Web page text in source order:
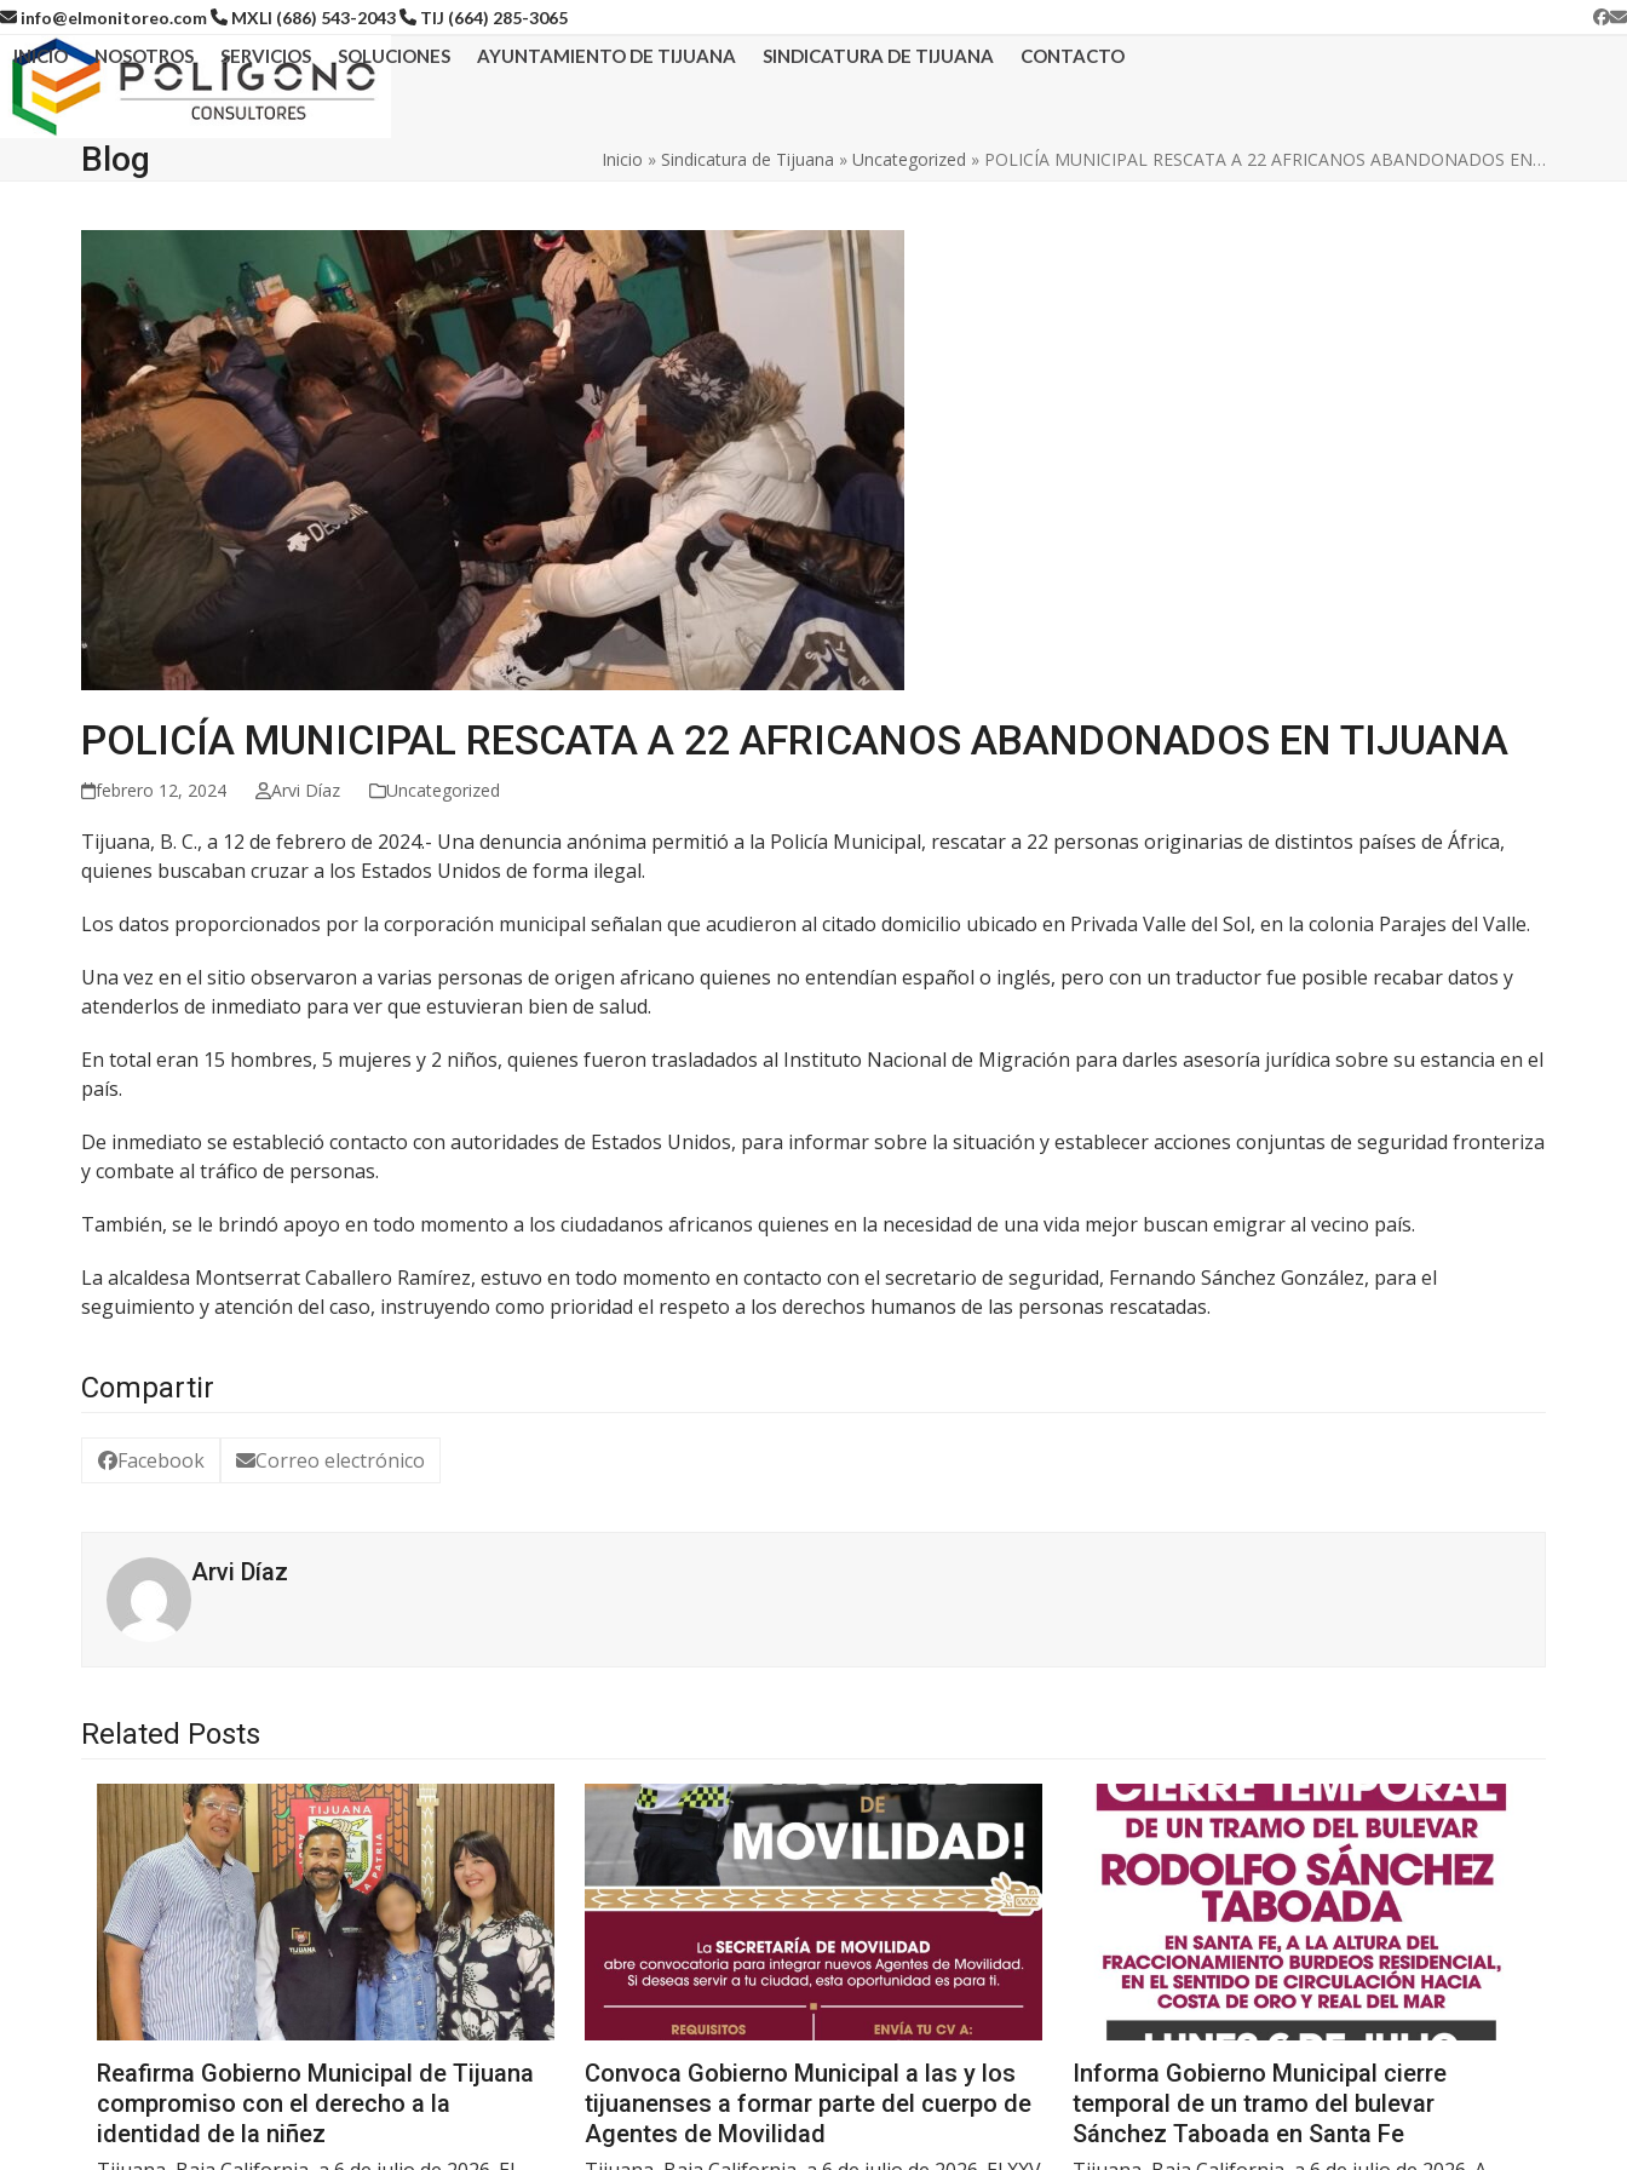
Skip
content
info@elmonitoreo.com MXLI (686) 543-2043 TIJ (664) 285-3065
INICIO NOSOTROS SERVICIOS SOLUCIONES AYUNTAMIENTO DE TIJUANA SINDICATURA DE TIJUANA CONTACTO
Blog Inicio » Sindicatura de Tijuana » Uncategorized » POLICÍA MUNICIPAL RESCATA A 22 AFRICANOS ABANDONADOS EN…
POLICÍA MUNICIPAL RESCATA A 22 AFRICANOS ABANDONADOS EN TIJUANA
febrero 12, 2024 Arvi Díaz Uncategorized
Tijuana, B. C., a 12 de febrero de 2024.- Una denuncia anónima permitió a la Policía Municipal, rescatar a 22 personas originarias de distintos países de África,
quienes buscaban cruzar a los Estados Unidos de forma ilegal.
Los datos proporcionados por la corporación municipal señalan que acudieron al citado domicilio ubicado en Privada Valle del Sol, en la colonia Parajes del Valle.
Una vez en el sitio observaron a varias personas de origen africano quienes no entendían español o inglés, pero con un traductor fue posible recabar datos y
atenderlos de inmediato para ver que estuvieran bien de salud.
En total eran 15 hombres, 5 mujeres y 2 niños, quienes fueron trasladados al Instituto Nacional de Migración para darles asesoría jurídica sobre su estancia en el
país.
De inmediato se estableció contacto con autoridades de Estados Unidos, para informar sobre la situación y establecer acciones conjuntas de seguridad fronteriza
y combate al tráfico de personas.
También, se le brindó apoyo en todo momento a los ciudadanos africanos quienes en la necesidad de una vida mejor buscan emigrar al vecino país.
La alcaldesa Montserrat Caballero Ramírez, estuvo en todo momento en contacto con el secretario de seguridad, Fernando Sánchez González, para el
seguimiento y atención del caso, instruyendo como prioridad el respeto a los derechos humanos de las personas rescatadas.
Compartir
Facebook Correo electrónico
Arvi Díaz
Related Posts
Reafirma Gobierno Municipal de Tijuana
compromiso con el derecho a la
identidad de la niñez
Convoca Gobierno Municipal a las y los
tijuanenses a formar parte del cuerpo de
Agentes de Movilidad
Informa Gobierno Municipal cierre
temporal de un tramo del bulevar
Sánchez Taboada en Santa Fe